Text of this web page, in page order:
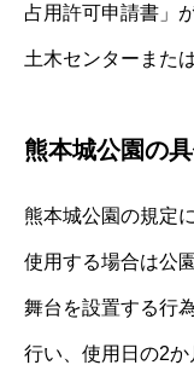
占用許可申請書」
土木センターまた
熊本城公園の
熊本城公園の規定
使用する場合は公
舞台を設置する行
行い、使用日の2